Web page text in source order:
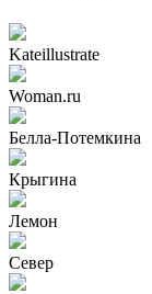
Kateillustrate
Woman.ru
Белла-Потемкина
Крыгина
Лемон
Север